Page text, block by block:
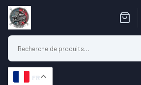
FR